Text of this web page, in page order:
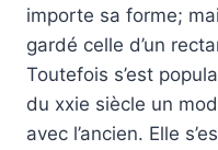
importe sa forme;
gardé celle d’un
Toutefois s’est
du xxie siècle un
avec l’ancien. Elle